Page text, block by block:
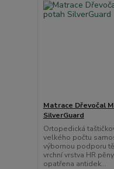
Matrace Dřevočal
SilverGuard
Ortopedická
velkého počtu
výbornou podporu
vrchní vrstva HR
opatřena antidek...